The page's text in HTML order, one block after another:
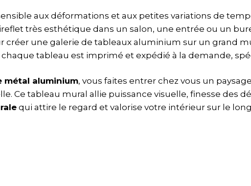
aux déformations et aux petites variations de
très esthétique dans un salon, une entrée ou un
créer une galerie de tableaux aluminium sur un grand
tableau est imprimé et expédié à la demande,
métal aluminium, vous faites entrer chez vous un
Ce tableau mural allie puissance visuelle, finesse des
qui attire le regard et valorise votre intérieur sur le